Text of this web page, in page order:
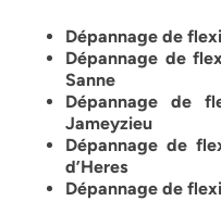
Dépannage de
Dépannage de
Sanne
Dépannage de
Jameyzieu
Dépannage de
d’Heres
Dépannage de